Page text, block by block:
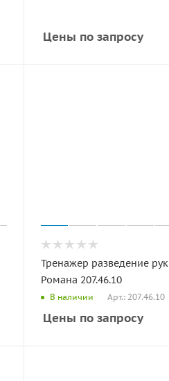
Цены по запросу
Тренажер разведение рук
Романа 207.46.10
В наличии Арт.: 207.46.10
Цены по запросу